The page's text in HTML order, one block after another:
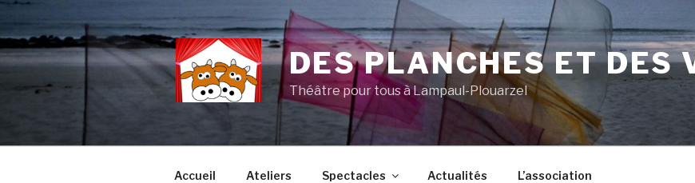
Aller
contenu
principal
DES PLANCHES ET DES
Théâtre pour tous à Lampaul-Plouarzel
Accueil Ateliers Spectacles Actualités L’association